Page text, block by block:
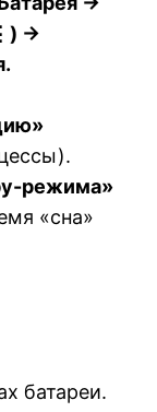
→
режима»
«сна»
батареи.